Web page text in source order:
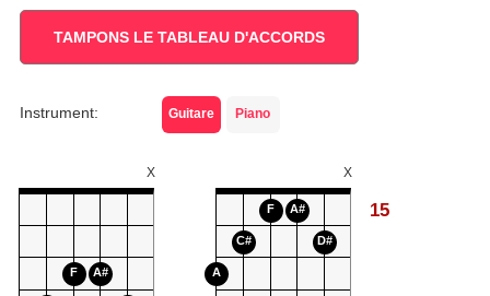
TAMPONS LE TABLEAU D'ACCORDS
Instrument: Guitare Piano
F A#
X
A
C#
F A#
D#
X
15